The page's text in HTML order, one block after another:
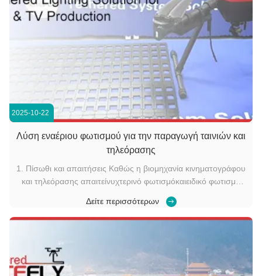
2025-10-22
Λύση εναέριου φωτισμού για την παραγωγή ταινιών και
τηλεόρασης
1. Πίσωθι και απαιτήσεις Καθώς η βιομηχανία κινηματογράφου
και τηλεόρασης απαιτείνυχτερινό φωτισμόκαιειδικό φωτισμό
προκλήσεις όπως:σταθερές θέσεις φωτισμού,περιορισμένη
κινητικότητα, καιπεριορισμοί τροφοδοσίας.Τα συστήματα
Δείτε περισσότερων